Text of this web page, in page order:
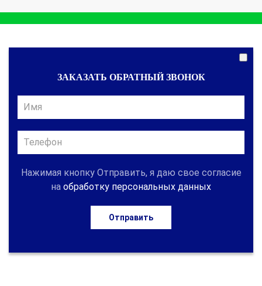
ЗАКАЗАТЬ ОБРАТНЫЙ ЗВОНОК
Нажимая кнопку Отправить, я даю свое согласие
на обработку персональных данных
Отправить